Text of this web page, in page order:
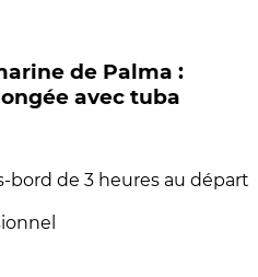
de Palma :
avec tuba
bord de 3 heures au départ